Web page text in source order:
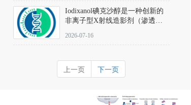
受体生理功能、信号通路验证及
靶点药理机制的金标准化学探
针。
Iodixanol碘克沙醇是一种创新的
非离子型X射线造影剂（渗透压
在血管内给药时与血浆等渗的临
号为92339-11-2
2026-07-16
上一页 下一页